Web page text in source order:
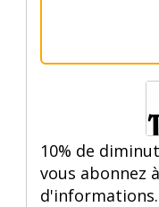
10% de
vous abonnez
d'informations.